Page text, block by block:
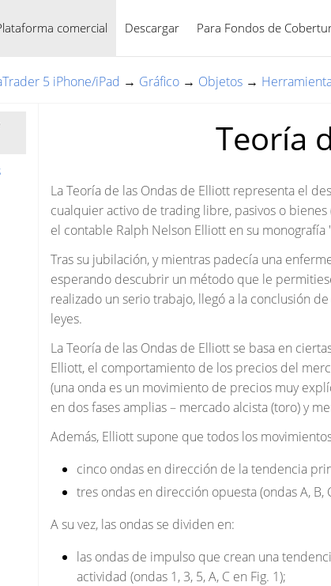
comercial Descargar Para Fondos de
5 iPhone/iPad → Gráfico → Objetos →
Teoría
La Teoría de las Ondas de Elliott representa el
cualquier activo de trading libre, pasivos o
el contable Ralph Nelson Elliott en su
Tras su jubilación, y mientras padecía una
esperando descubrir un método que le
realizado un serio trabajo, llegó a la conclusión
leyes.
La Teoría de las Ondas de Elliott se basa en
Elliott, el comportamiento de los precios del
(una onda es un movimiento de precios muy
en dos fases amplias – mercado alcista (toro) y
Además, Elliott supone que todos los
cinco ondas en dirección de la tendencia
tres ondas en dirección opuesta (ondas A, B,
A su vez, las ondas se dividen en:
las ondas de impulso que crean una
actividad (ondas 1, 3, 5, A, C en Fig. 1);